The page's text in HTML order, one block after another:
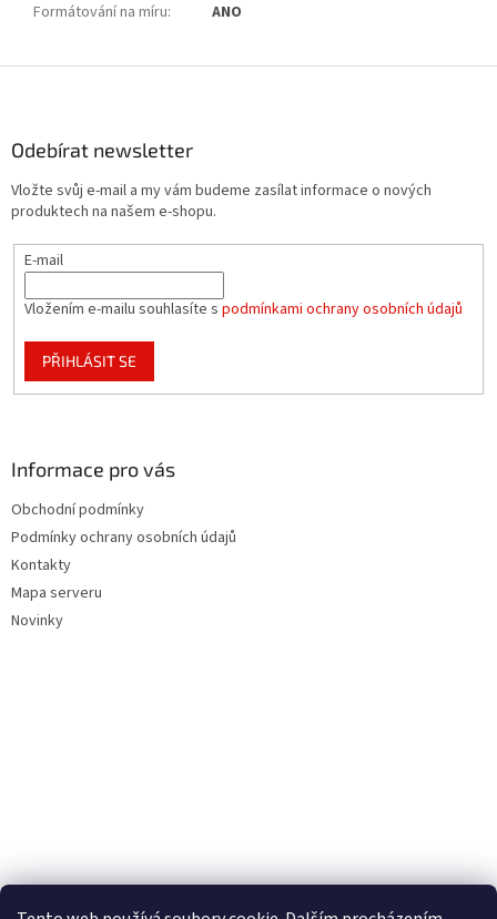
Formátování na míru: ANO
Odebírat newsletter
Vložte svůj e-mail a my vám budeme zasílat informace o nových
produktech na našem e-shopu.
E-mail
Vložením e-mailu souhlasíte s podmínkami ochrany osobních údajů
PŘIHLÁSIT SE
Informace pro vás
Obchodní podmínky
Podmínky ochrany osobních údajů
Kontakty
Mapa serveru
Novinky